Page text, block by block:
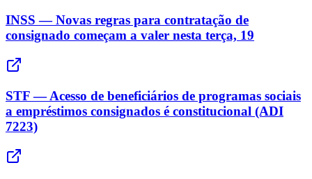
INSS — Novas regras para contratação de
consignado começam a valer nesta terça, 19
STF — Acesso de beneficiários de programas sociais
a empréstimos consignados é constitucional (ADI
7223)